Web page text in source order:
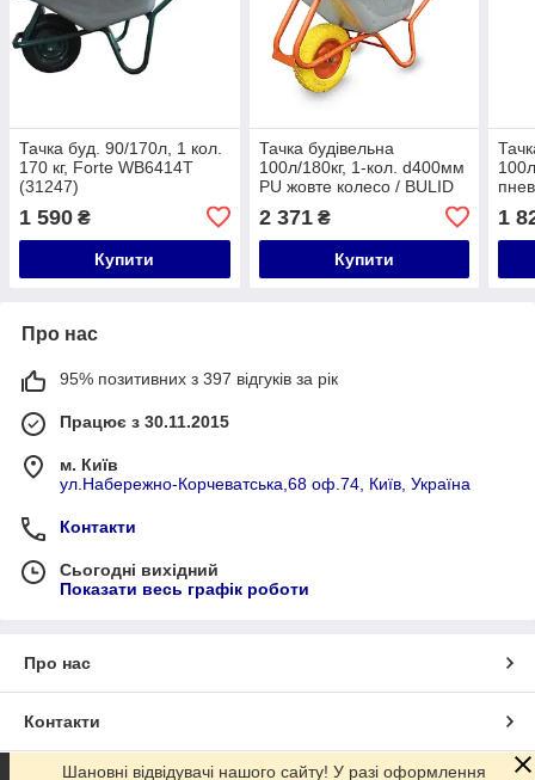
Тачка буд. 90/170л, 1 кол.
170 кг, Forte WB6414Т
(31247)
1 590 ₴
Купити
Тачка будівельна
100л/180кг, 1-кол. d400мм
PU жовте колесо / BULID
2 371₴
Купити
1
Про нас
95% позитивних з 397 відгуків за рік
Працює з 30.11.2015
м. Київ
ул.Набережно-Корчеватська,68 оф.74, Київ, Україна
Контакти
Сьогодні вихідний
Показати весь графік роботи
Про нас
Контакти
Шановні відвідувачі нашого сайту! У разі оформлення